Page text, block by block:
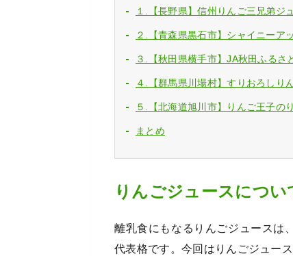
１.【長野県】信州りんご三兄弟
２.【青森県黒石市】シャイニーア
３.【秋田県横手市】JA秋田ふるさ
４.【群馬県川場村】すりおろしり
５.【北海道旭川市】りんご王子の
まとめ
りんごジュースについ
離乳食にもなるりんごジュースは
代表格です。今回はりんごジュース